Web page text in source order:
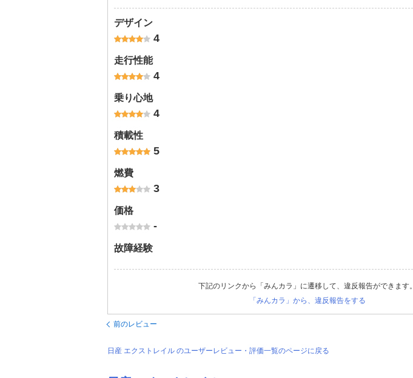
デザイン
4
走行性能
4
乗り心地
4
積載性
5
燃費
3
価格
-
故障経験
下記のリンクから「みんカラ」に遷移して、違反報告ができます。
「みんカラ」から、違反報告をする
前のレビュー
日産 エクストレイル のユーザーレビュー・評価一覧のページに戻る